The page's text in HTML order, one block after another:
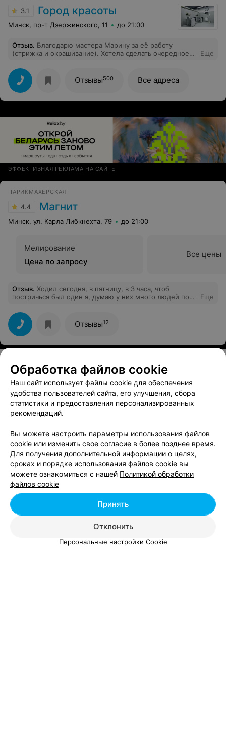
3.1 Город красоты
Минск, пр-т Дзержинского, 11 до 21:00
Отзыв. Благодарю мастера Марину за её работу
(стрижка и окрашивание). Хотела сделать очередное
мелирование и тонирование (чтобы сгладить результат
предыдущих окрашиваний). Я на все 100 довольна
результатом и первую неделю получала много
комплиментов!) Марина, в следующий раз только к
Вам на тонирование! Была 6 января 2019.
Еще
Отзывы500 Все адреса
ЭФФЕКТИВНАЯ РЕКЛАМА НА САЙТЕ
ПАРИКМАХЕРСКАЯ
4.4 Магнит
Минск, ул. Карла Либкнехта, 79 до 21:00
Мелирование
Цена по запросу
Все цены
Отзыв. Ходил сегодня, в пятницу, в 3 часа, чтоб
постричься был один я, думаю у них много людей по
спрашива, как я хочу сделать себе прическу. Цена
средней категории и незаоблачная, меньше чем за 100
тыс, можно сделать себя привлекательным :)
Еще
Отзывы12
Смотрите также
Стрижка волос возле метро Грушевка в Минске
Детские стрижки возле метро Грушевка в
Минске
Женская стрижка возле метро Грушевка в
Минске
Обработка файлов cookie
Наш сайт использует файлы cookie для обеспечения
удобства пользователей сайта, его улучшения, сбора
статистики и предоставления персонализированных
рекомендаций.
Вы можете настроить параметры использования файлов
cookie или изменить свое согласие в более позднее время.
Для получения дополнительной информации о целях,
сроках и порядке использования файлов cookie вы
можете ознакомиться с нашей Политикой обработки
файлов cookie
Отклонить
Принять
Персональные настройки Cookie